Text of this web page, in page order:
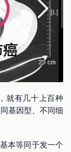
就有几十上百种
基因型、不同细
本等同于发一个